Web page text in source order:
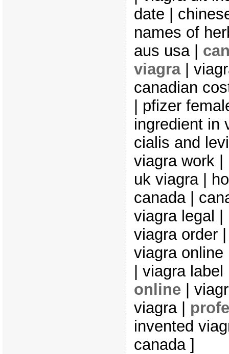
date |
names of
aus usa |
viagra|
canadian
| pfizer
ingredient in
cialis and
viagra work |
uk viagra |
canada |
viagra legal |
viagra order
viagra
| viagra
online |
viagra |
invented
canada ]